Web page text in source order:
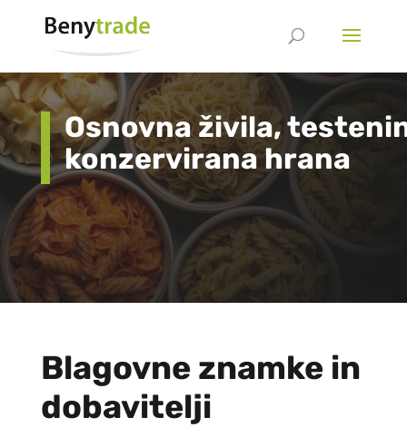
Osnovna živila,
konzervirana hrana
Blagovne znamke in
dobavitelji